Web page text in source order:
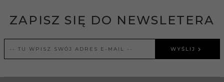
ZAPISZ SIĘ DO NEWSLETERA
WYŚLIJ